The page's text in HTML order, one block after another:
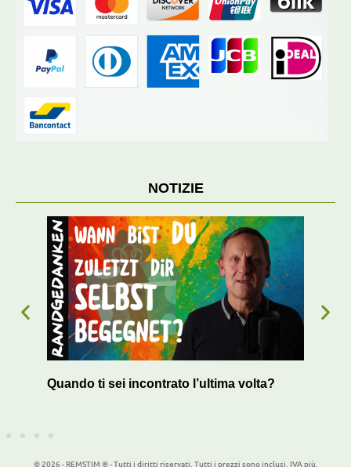
NOTIZIE
Quando ti sei incontrato l’ultima volta?
© 2026 - REMSTIM ® - Tutti i diritti riservati. Tutti i prezzi sono inclusi. IVA più.